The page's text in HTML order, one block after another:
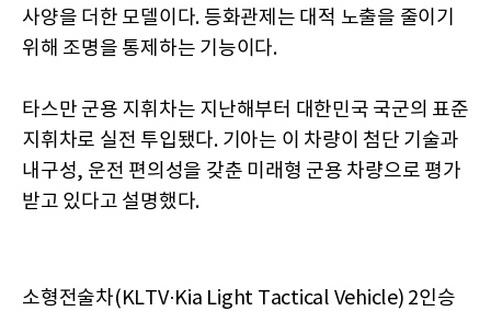
사양을 더한 모델이다. 등화관제는 대적 노출을 줄이기
위해 조명을 통제하는 기능이다.
타스만 군용 지휘차는 지난해부터 대한민국 국군의 표준
지휘차로 실전 투입됐다. 기아는 이 차량이 첨단 기술과
내구성, 운전 편의성을 갖춘 미래형 군용 차량으로 평가
받고 있다고 설명했다.
소형전술차(KLTV·Kia Light Tactical Vehicle) 2인승